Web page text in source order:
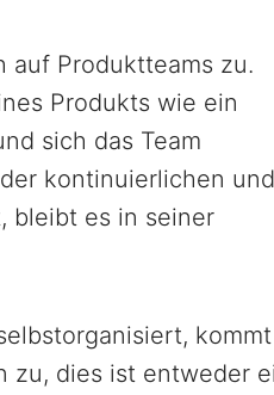
auf Produktteams zu.
Produkts wie ein
sich das Team
kontinuierlichen und
bleibt es in seiner
kommt
zu, dies ist entweder